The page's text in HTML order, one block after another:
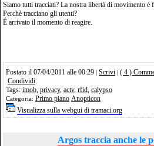
Siamo tutti tracciati? La nostra libertà di movimento è
Perchè tracciano gli utenti?
É arrivato il momento di reagire.
Postato il 07/04/2011 alle 00:29 Scrivi ( 4 )
Condividi
Tags: imob, privacy, actv, rfid, calypso
Categoria: Primo piano Anopticon
Visualizza sulla webgui di tramaci.org
Argos traccia anche le